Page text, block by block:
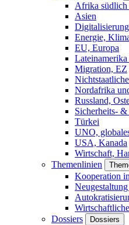
Afrika südlich
Asien
Energie,
EU, Europa
Migration, EZ
Nordafrika
Russland,
Sicherheits-
Türkei
UNO,
USA, Kanada
Wirtschaft,
Themenlinien
Kooperation
Dossiers
Dossiers